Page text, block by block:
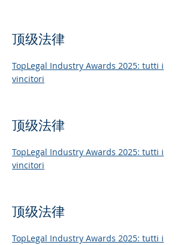
顶级法律
TopLegal Industry Awards 2025: tutti i
vincitori
顶级法律
TopLegal Industry Awards 2025: tutti i
vincitori
顶级法律
TopLegal Industry Awards 2025: tutti i